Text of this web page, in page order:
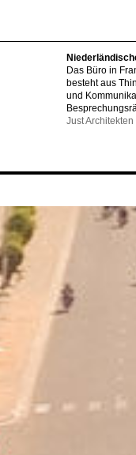
Das Büro in
besteht aus
und
Just Architekten